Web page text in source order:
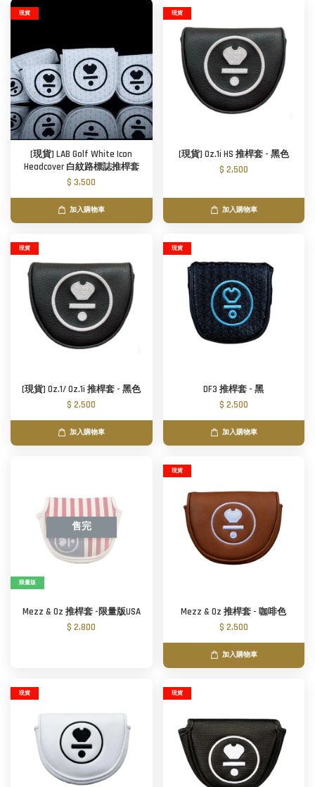
現貨
[現貨] LAB Golf White Icon
Headcover 白紋路標誌推桿套
$ 3,500
加入購物車
現貨
[現貨] Oz.1i HS 推桿套 - 黑色
$ 2,500
加入購物車
現貨
[現貨] Oz.1/ Oz.1i 推桿套 - 黑色
$ 2,500
加入購物車
現貨
DF3 推桿套 - 黑
$ 2,500
加入購物車
售完
限量版
Mezz & Oz 推桿套 -限量版USA
$ 2,800
現貨
Mezz & Oz 推桿套 - 咖啡色
$ 2,500
加入購物車
現貨 現貨